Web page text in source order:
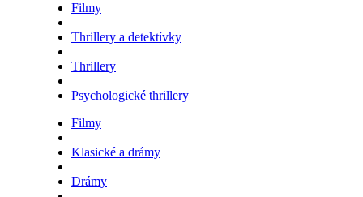
Filmy
Thrillery a detektívky
Thrillery
Psychologické thrillery
Filmy
Klasické a drámy
Drámy